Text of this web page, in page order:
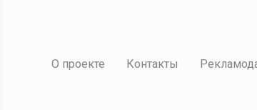
О проекте Контакты